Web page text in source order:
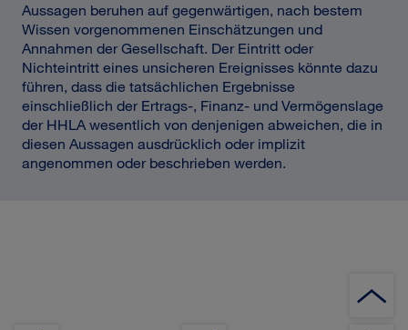
Aussagen beruhen auf gegenwärtigen, nach bestem
Wissen vorgenommenen Einschätzungen und
Annahmen der Gesellschaft. Der Eintritt oder
Nichteintritt eines unsicheren Ereignisses könnte dazu
führen, dass die tatsächlichen Ergebnisse
einschließlich der Ertrags-, Finanz- und Vermögenslage
der HHLA wesentlich von denjenigen abweichen, die in
diesen Aussagen ausdrücklich oder implizit
angenommen oder beschrieben werden.